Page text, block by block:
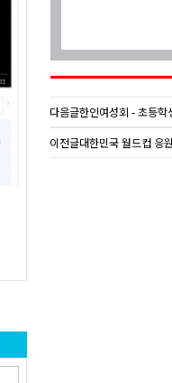
다음글한인여성회 - 초등
이전글대한민국 월드컵